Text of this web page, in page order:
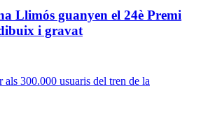
Llimós guanyen el 24è Premi
i gravat